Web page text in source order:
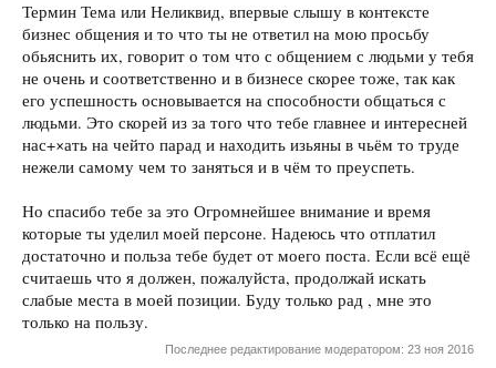
Термин Тема или Неликвид, впервые слышу в контексте
бизнес общения и то что ты не ответил на мою просьбу
обьяснить их, говорит о том что с общением с людьми у тебя
не очень и соответственно и в бизнесе скорее тоже, так как
его успешность основывается на способности общаться с
людьми. Это скорей из за того что тебе главнее и интересней
нас+×ать на чейто парад и находить изьяны в чьём то труде
нежели самому чем то заняться и в чём то преуспеть.
Но спасибо тебе за это Огромнейшее внимание и время
которые ты уделил моей персоне. Надеюсь что отплатил
достаточно и польза тебе будет от моего поста. Если всё ещё
считаешь что я должен, пожалуйста, продолжай искать
слабые места в моей позиции. Буду только рад , мне это
только на пользу.
Последнее редактирование модератором: 23 ноя 2016